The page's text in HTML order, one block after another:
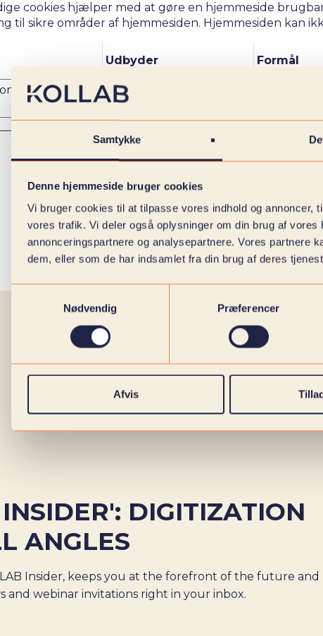
Samtykke
Denne hjemmeside bruger cookies
Vi bruger cookies til at tilpasse vores indhold og
vores trafik. Vi deler også oplysninger om din brug af
annonceringspartnere og analysepartnere. Vores partnere
dem, eller som de har indsamlet fra din brug af deres
Samtykkevalg
Nødvendig
Præferencer
Afvis
cookies hjælper med at gøre en hjemmeside
til sikre områder af hjemmesiden. Hjemmesiden kan
Udbyder Formål
Cookiebot
DIGITIZATION
ANGLES
Insider, keeps you at the forefront of the future and
and webinar invitations right in your inbox.